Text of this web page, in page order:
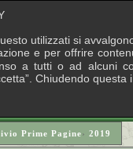
Prime Pagine› 2019
utilizzati si
e per offrire
a tutti o ad alcuni
Chiudendo